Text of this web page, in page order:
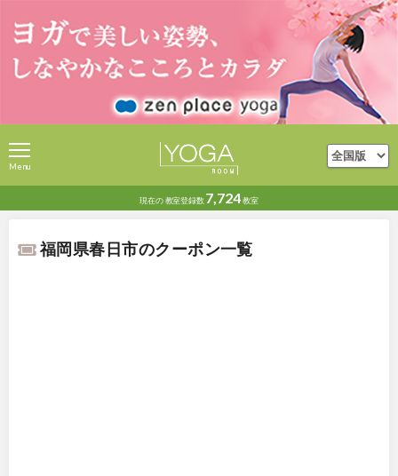
現在の教室登録数 7,724教室
Menu
福岡県春日市のクーポン一覧